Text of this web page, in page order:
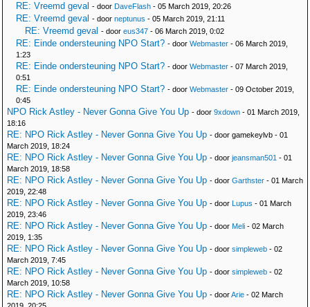
RE: Vreemd geval - door DaveFlash - 05 March 2019, 20:26
RE: Vreemd geval - door neptunus - 05 March 2019, 21:11
RE: Vreemd geval - door eus347 - 06 March 2019, 0:02
RE: Einde ondersteuning NPO Start? - door Webmaster - 06 March 2019,
1:23
RE: Einde ondersteuning NPO Start? - door Webmaster - 07 March 2019,
0:51
RE: Einde ondersteuning NPO Start? - door Webmaster - 09 October 2019,
0:45
NPO Rick Astley - Never Gonna Give You Up - door 9xdown - 01 March 2019,
18:16
RE: NPO Rick Astley - Never Gonna Give You Up - door gamekeylvb - 01
March 2019, 18:24
RE: NPO Rick Astley - Never Gonna Give You Up - door jeansman501 - 01
March 2019, 18:58
RE: NPO Rick Astley - Never Gonna Give You Up - door Garthster - 01 March
2019, 22:48
RE: NPO Rick Astley - Never Gonna Give You Up - door Lupus - 01 March
2019, 23:46
RE: NPO Rick Astley - Never Gonna Give You Up - door Meli - 02 March
2019, 1:35
RE: NPO Rick Astley - Never Gonna Give You Up - door simpleweb - 02
March 2019, 7:45
RE: NPO Rick Astley - Never Gonna Give You Up - door simpleweb - 02
March 2019, 10:58
RE: NPO Rick Astley - Never Gonna Give You Up - doorArie - 02 March